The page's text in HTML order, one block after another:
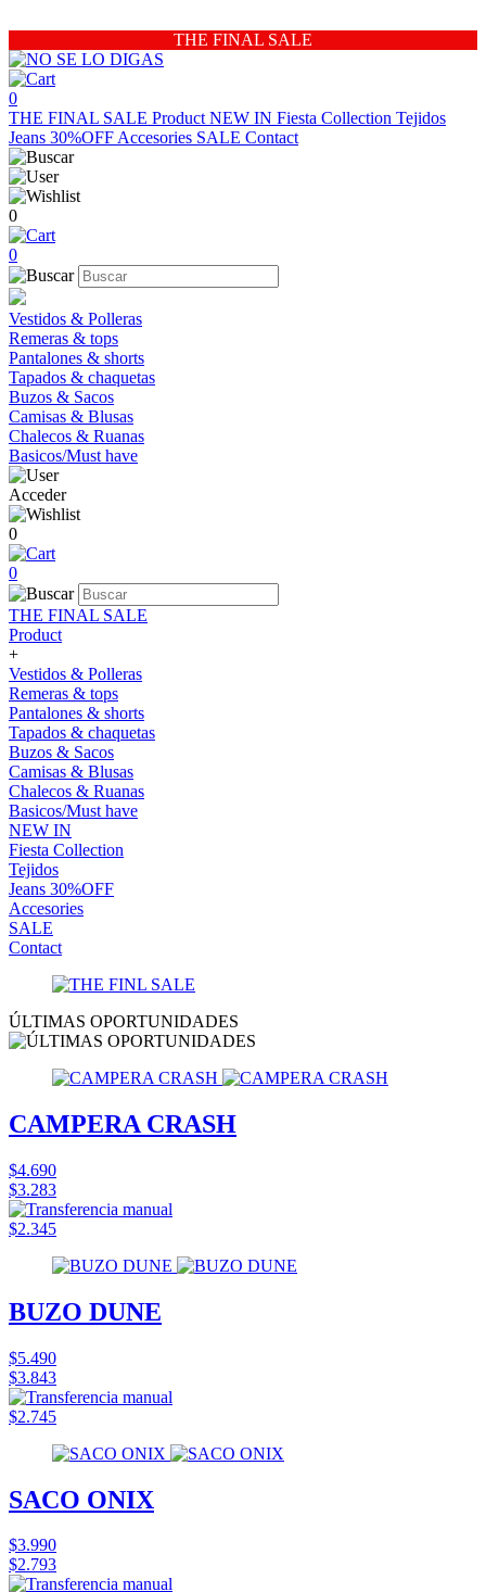
THE FINAL SALE
0
THE FINAL SALE Product NEW IN Fiesta Collection Tejidos
Jeans 30%OFF Accesories SALE Contact
0
0
Vestidos & Polleras
Remeras & tops
Pantalones & shorts
Tapados & chaquetas
Buzos & Sacos
Camisas & Blusas
Chalecos & Ruanas
Basicos/Must have
Acceder
0
0
THE FINAL SALE
Product
+
Vestidos & Polleras
Remeras & tops
Pantalones & shorts
Tapados & chaquetas
Buzos & Sacos
Camisas & Blusas
Chalecos & Ruanas
Basicos/Must have
NEW IN
Fiesta Collection
Tejidos
Jeans 30%OFF
Accesories
SALE
Contact
ÚLTIMAS OPORTUNIDADES
CAMPERA CRASH
$4.690
$3.283
$2.345
BUZO DUNE
$5.490
$3.843
$2.745
SACO ONIX
$3.990
$2.793